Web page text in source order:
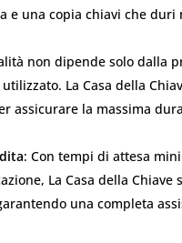
e una copia chiavi che duri
non dipende solo dalla
La Casa della
assicurare la massima
: Con tempi di attesa
La Casa della Chiave
una completa